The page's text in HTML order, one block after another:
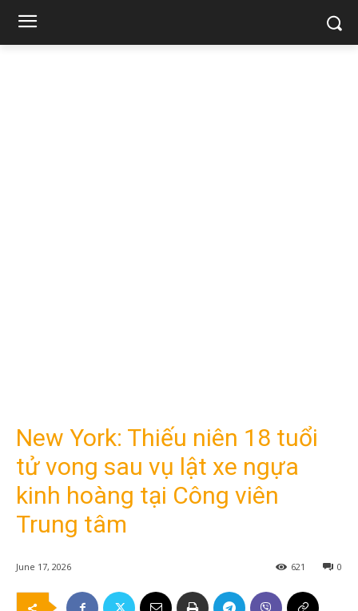
New York: Thiếu niên 18 tuổi
tử vong sau vụ lật xe ngựa
kinh hoàng tại Công viên
Trung tâm
June 17, 2026 0
621